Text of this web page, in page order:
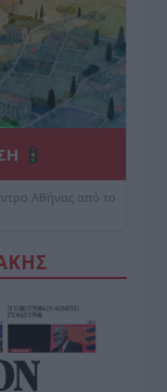
Αθήνας από το